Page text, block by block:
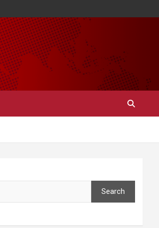
Search